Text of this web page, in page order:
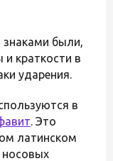
были,
и краткости в
ударения.
в
. Это
латинском